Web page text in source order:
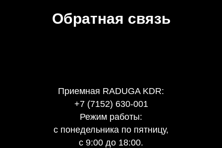
Обратная связь
Приемная RADUGA KDR:
+7 (7152) 630-001
Режим работы:
с понедельника по пятницу,
с 9:00 до 18:00.